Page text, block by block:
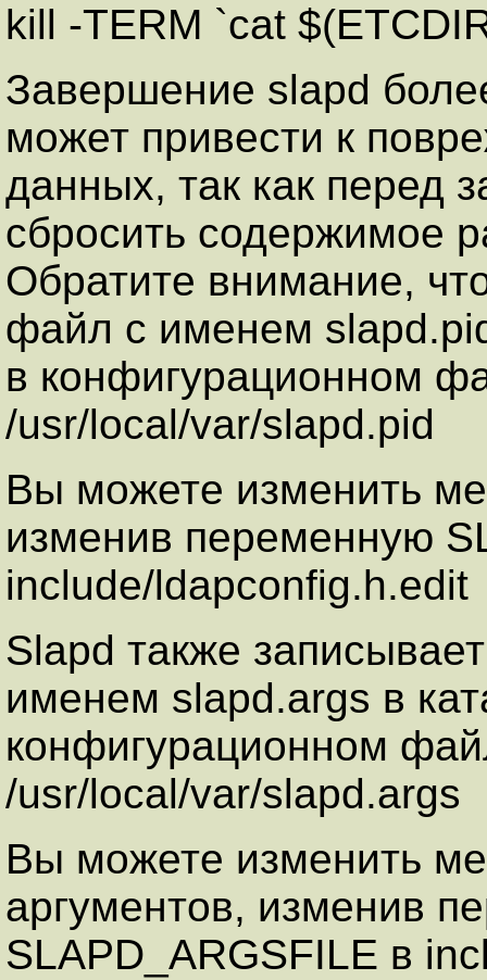
kill -TERM `cat
Завершение slapd
может привести к
данных, так как перед
сбросить содержимое
Обратите внимание,
файл с именем
в конфигурационном
/usr/local/var/slapd.pid
Вы можете изменить
изменив переменную
include/ldapconfig.h.edit
Slapd также
именем slapd.args в
конфигурационном
/usr/local/var/slapd.args
Вы можете изменить
аргументов, изменив
SLAPD_ARGSFILE в